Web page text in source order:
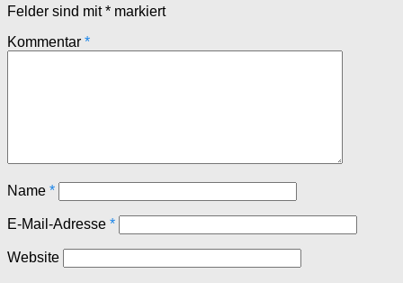
Felder sind mit* markiert
Kommentar *
Name *
E-Mail-Adresse *
Website